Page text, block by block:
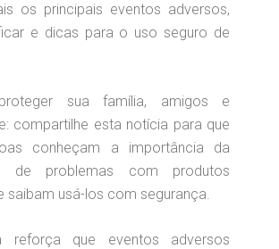
os principais eventos adversos,
e dicas para o uso seguro de
sua família, amigos e
compartilhe esta notícia para que
conheçam a importância da
de problemas com produtos
saibam usá-los com segurança.
reforça que eventos adversos